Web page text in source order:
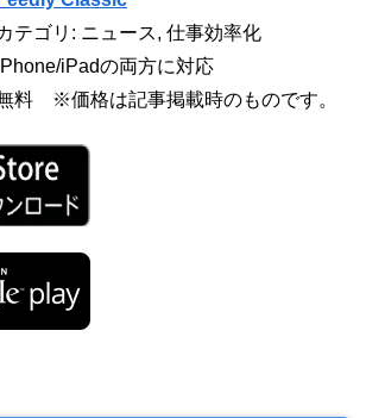
テゴリ: ニュース, 仕事効率化
iPadの両方に対応
料 ※価格は記事掲載時のものです。